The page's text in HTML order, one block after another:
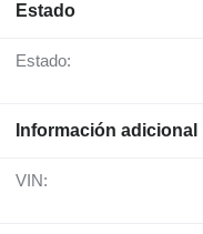
Estado
Estado:
Información adicional
VIN: